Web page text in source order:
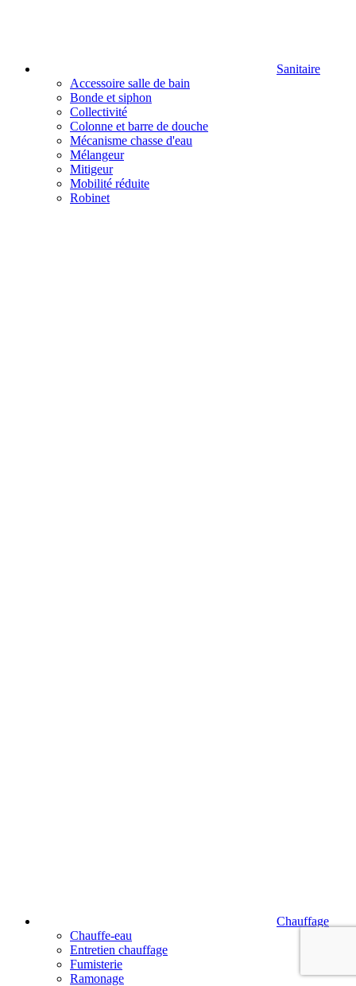
Sanitaire
Accessoire salle de bain
Bonde et siphon
Collectivité
Colonne et barre de douche
Mécanisme chasse d'eau
Mélangeur
Mitigeur
Mobilité réduite
Robinet
Chauffage
Chauffe-eau
Entretien chauffage
Fumisterie
Ramonage